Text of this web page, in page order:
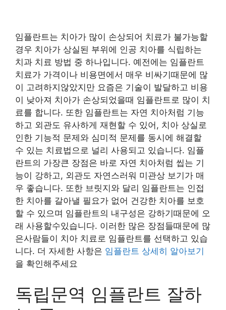
임플란트는 치아가 많이 손상되어 치료가 불가능할
경우 치아가 상실된 부위에 인공 치아를 식립하는
치과 치료 방법 중 하나입니다. 예전에는 임플란트
치료가 가격이나 비용면에서 매우 비싸기때문에 많
이 고려하지않았지만 요즘은 기술이 발달하고 비용
이 낮아져 치아가 손상되었을때 임플란트로 많이 치
료를 합니다. 또한 임플란트는 자연 치아처럼 기능
하고 외관도 유사하게 재현할 수 있어, 치아 상실로
인한 기능적 문제와 심미적 문제를 동시에 해결할
수 있는 치료법으로 널리 사용되고 있습니다. 임플
란트의 가장큰 장점은 바로 자연 치아처럼 씹는 기
능이 강하고, 외관도 자연스러워 미관상 보기가 매
우 좋습니다. 또한 브릿지와 달리 임플란트는 인접
한 치아를 갈아낼 필요가 없어 건강한 치아를 보호
할 수 있으며 임플란트의 내구성은 강하기때문에 오
래 사용할수있습니다. 이러한 많은 장점들때문에 많
은사람들이 치아 치료로 임플란트를 선택하고 있습
니다. 더 자세한 사항은 임플란트 상세히 알아보기
을 확인해주세요
독립문역 임플란트 잘하